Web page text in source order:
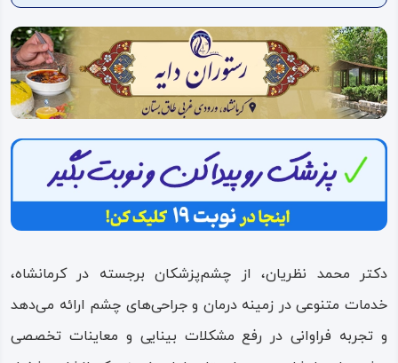
ویدئو
درباره
ما
دکتر محمد نظریان، از چشم‌پزشکان برجسته در کرمانشاه،
خدمات متنوعی در زمینه درمان و جراحی‌های چشم ارائه می‌دهد
و تجربه فراوانی در رفع مشکلات بینایی و معاینات تخصصی